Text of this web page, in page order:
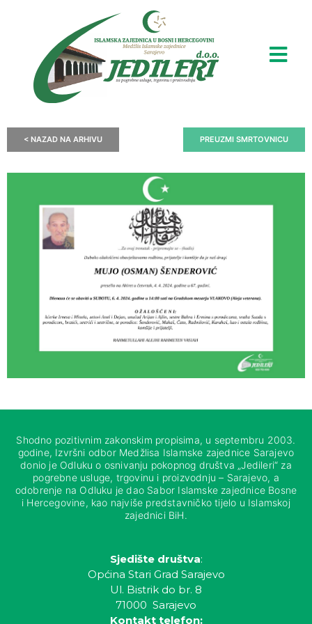
< NAZAD NA ARHIVU PREUZMI SMRTOVNICU
Shodno pozitivnim zakonskim propisima, u septembru 2003.
godine, Izvršni odbor Medžlisa Islamske zajednice Sarajevo
donio je Odluku o osnivanju pokopnog društva „Jedileri“ za
pogrebne usluge, trgovinu i proizvodnju – Sarajevo, a
odobrenje na Odluku je dao Sabor Islamske zajednice Bosne
i Hercegovine, kao najviše predstavničko tijelo u Islamskoj
zajednici BiH.
Sjedište društva:
Općina Stari Grad Sarajevo
Ul. Bistrik do br. 8
71000 Sarajevo
Kontakt telefon: